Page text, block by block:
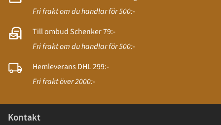
Fri frakt om du handlar för 500:-
Till ombud Schenker 79:-
Fri frakt om du handlar för 500:-
Hemleverans DHL 299:-
Fri frakt över 2000:-
Kontakt